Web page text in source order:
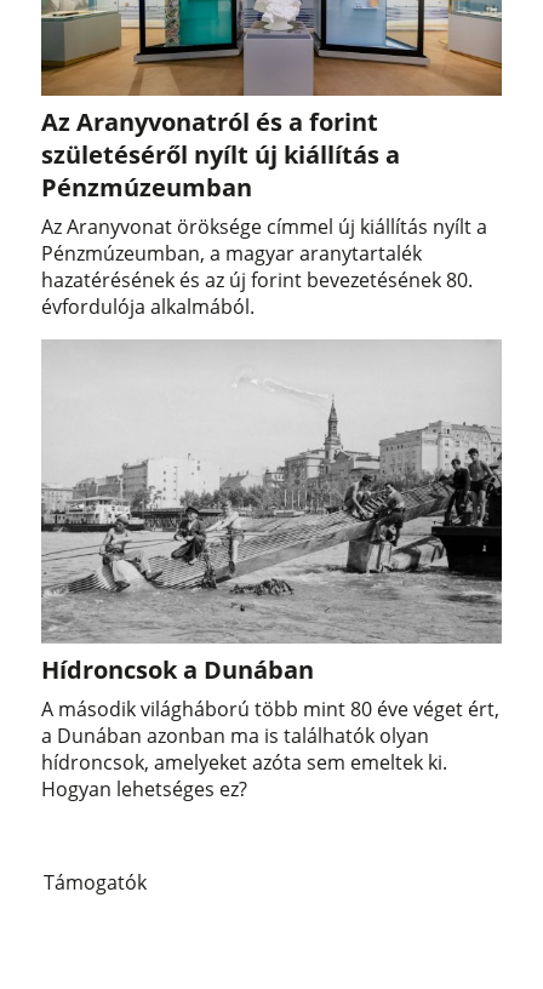
Az Aranyvonatról és a forint
születéséről nyílt új kiállítás a
Pénzmúzeumban
Az Aranyvonat öröksége címmel új kiállítás nyílt a
Pénzmúzeumban, a magyar aranytartalék
hazatérésének és az új forint bevezetésének 80.
évfordulója alkalmából.
Hídroncsok a Dunában
A második világháború több mint 80 éve véget ért,
a Dunában azonban ma is találhatók olyan
hídroncsok, amelyeket azóta sem emeltek ki.
Hogyan lehetséges ez?
Támogatók